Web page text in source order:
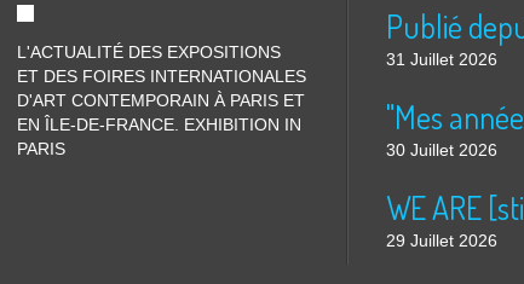
L'ACTUALITÉ DES EXPOSITIONS
ET DES FOIRES INTERNATIONALES
D'ART CONTEMPORAIN À PARIS ET
EN ÎLE-DE-FRANCE. EXHIBITION IN
PARIS
31 Juillet 2026
"Mes
30 Juillet 2026
WE ARE
29 Juillet 2026